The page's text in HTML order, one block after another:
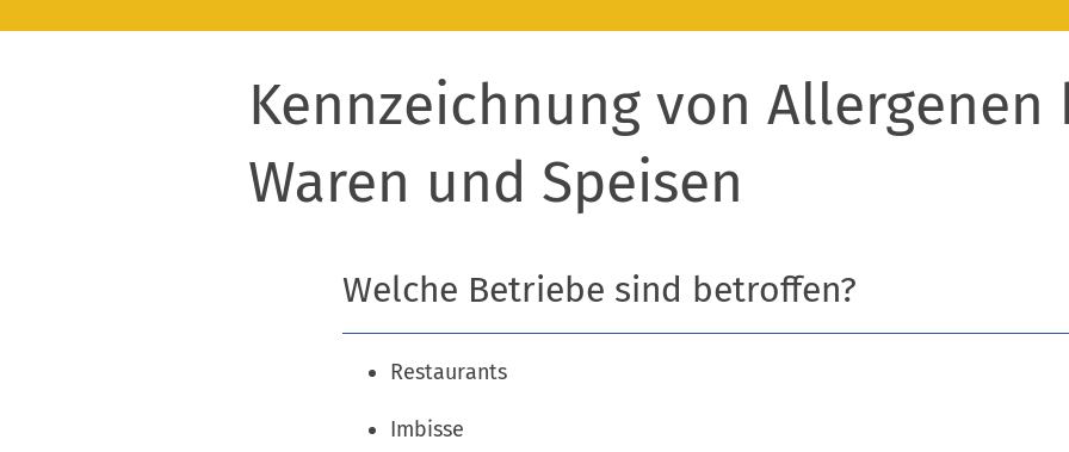
Kennzeichnung von Allergenen
Waren und Speisen
Welche Betriebe sind betroffen?
Restaurants
Imbisse